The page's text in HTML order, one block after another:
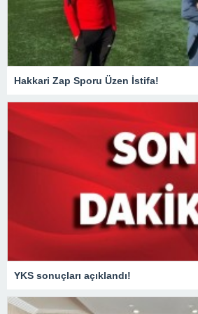
Hakkari Zap Sporu Üzen İstifa!
YKS sonuçları açıklandı!